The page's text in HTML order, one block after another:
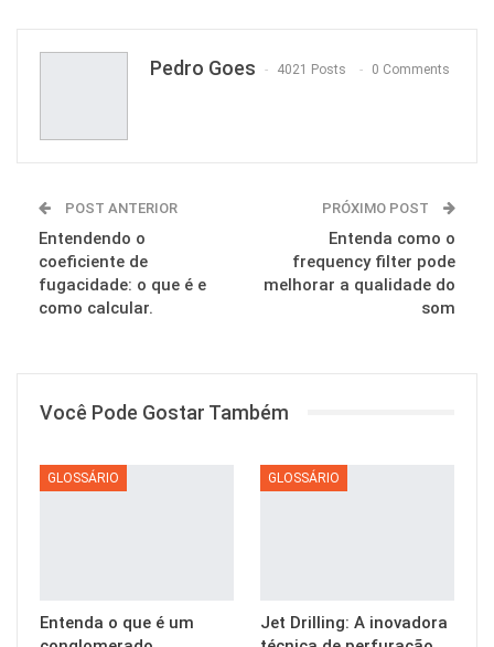
Pedro Goes 4021 Posts 0 Comments
POST ANTERIOR
Entendendo o
coeficiente de
fugacidade: o que é e
como calcular.
PRÓXIMO POST
Entenda como o
frequency filter pode
melhorar a qualidade do
som
Você Pode Gostar Também
GLOSSÁRIO
Entenda o que é um
GLOSSÁRIO
Jet Drilling: A inovadora